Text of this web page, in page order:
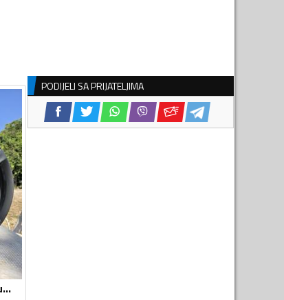
Alutec - KBA47767 - Aluminijum felne
PODIJELI SA PRIJATELJIMA